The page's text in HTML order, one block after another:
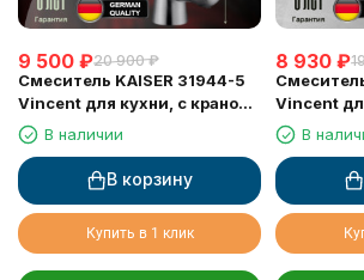
9 500 ₽20 900 ₽
Смеситель KAISER 31944-5
Vincent для кухни, с краном
для питьевой воды, серебро
В наличии
В корзину
Купить в 1 клик
8 930 ₽
Vincent
для
мрамор
В